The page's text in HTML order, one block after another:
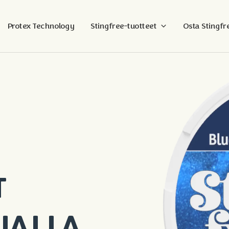
Protex Technology Stingfree-tuotteet Osta